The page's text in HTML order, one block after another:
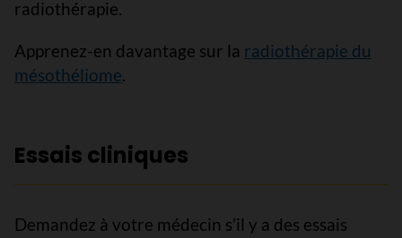
radiothérapie.
Apprenez-en davantage sur la radiothérapie du
mésothéliome.
Essais cliniques
Demandez à votre médecin s’il y a des essais